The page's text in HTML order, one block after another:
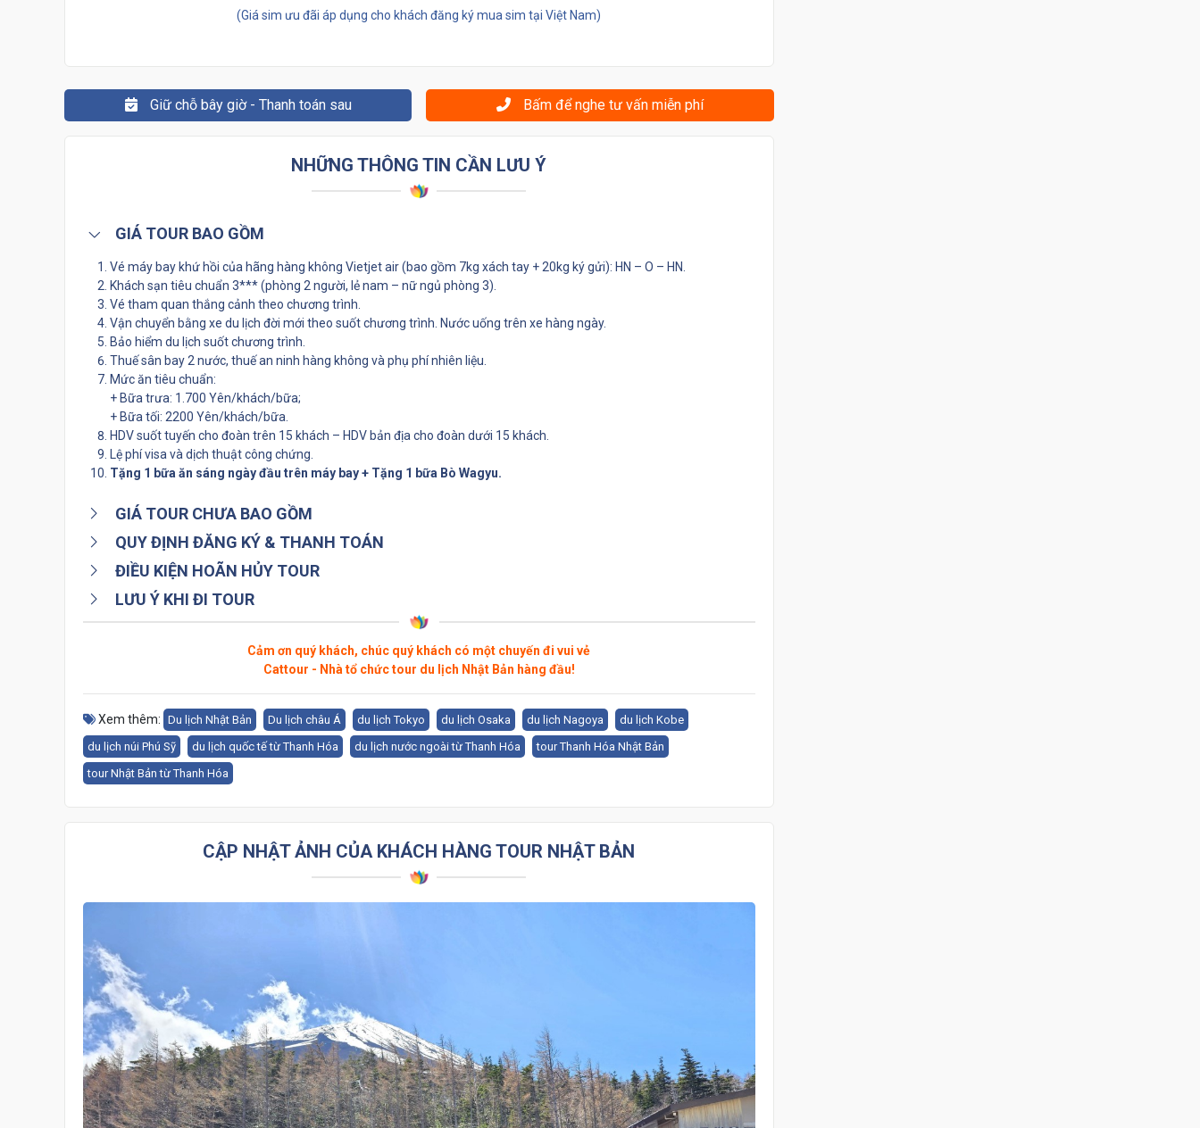
(Giá sim ưu đãi áp dụng cho khách đăng ký mua sim tại Việt Nam)
Giữ chỗ bây giờ - Thanh toán sau Bấm để nghe tư vấn miễn phí
NHỮNG THÔNG TIN CẦN LƯU Ý
GIÁ TOUR BAO GỒM
Vé máy bay khứ hồi của hãng hàng không Vietjet air (bao gồm 7kg xách tay + 20kg ký gửi): HN – O – HN.
Khách sạn tiêu chuẩn 3*** (phòng 2 người, lẻ nam – nữ ngủ phòng 3).
Vé tham quan thắng cảnh theo chương trình.
Vận chuyển bằng xe du lịch đời mới theo suốt chương trình. Nước uống trên xe hàng ngày.
Bảo hiểm du lịch suốt chương trình.
Thuế sân bay 2 nước, thuế an ninh hàng không và phụ phí nhiên liệu.
Mức ăn tiêu chuẩn:
+ Bữa trưa: 1.700 Yên/khách/bữa;
+ Bữa tối: 2200 Yên/khách/bữa.
HDV suốt tuyến cho đoàn trên 15 khách – HDV bản địa cho đoàn dưới 15 khách.
Lệ phí visa và dịch thuật công chứng.
Tặng 1 bữa ăn sáng ngày đầu trên máy bay + Tặng 1 bữa Bò Wagyu.
GIÁ TOUR CHƯA BAO GỒM
QUY ĐỊNH ĐĂNG KÝ & THANH TOÁN
ĐIỀU KIỆN HOÃN HỦY TOUR
LƯU Ý KHI ĐI TOUR
Cảm ơn quý khách, chúc quý khách có một chuyến đi vui vẻ
Cattour - Nhà tổ chức tour du lịch Nhật Bản hàng đầu!
Xem thêm: Du lịch Nhật Bản Du lịch châu Á du lịch Tokyo du lịch Osaka du lịch Nagoya
du lịch Kobe
du lịch núi Phú Sỹ
du lịch quốc tế từ Thanh Hóa du lịch nước ngoài từ Thanh Hóa
tour Thanh Hóa Nhật Bản
tour Nhật Bản từ Thanh Hóa
CẬP NHẬT ẢNH CỦA KHÁCH HÀNG TOUR NHẬT BẢN